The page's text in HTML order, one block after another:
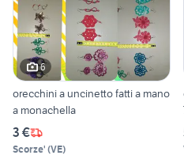
6
orecchini a uncinetto fatti a mano
a monachella
3 €
Scorze' (VE)